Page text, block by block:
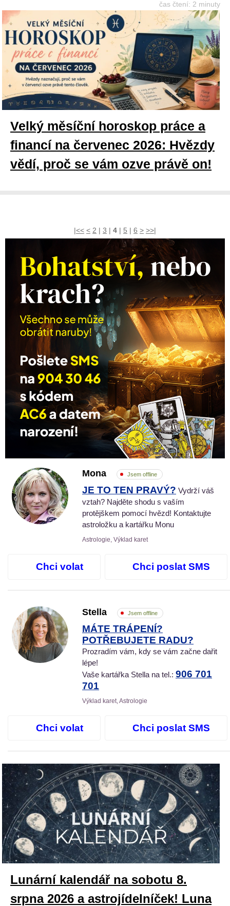
čas čtení: 2 minuty
Velký měsíční horoskop práce a
financí na červenec 2026: Hvězdy
vědí, proč se vám ozve právě on!
|<< < 2 | 3 | 4 | 5 | 6 > >>|
Mona Jsem offline
JE TO TEN PRAVÝ? Vydrží váš
vztah? Najděte shodu s vaším
protějškem pomocí hvězd! Kontaktujte
astroložku a kartářku Monu
Astrologie, Výklad karet
Chci volat Chci poslat SMS
Stella Jsem offline
MÁTE TRÁPENÍ?
POTŘEBUJETE RADU?
Prozradím vám, kdy se vám začne dařit
lépe!
Vaše kartářka Stella na tel.: 906 701
701
Výklad karet, Astrologie
Chci volat Chci poslat SMS
Lunární kalendář na sobotu 8.
srpna 2026 a astrojídelníček! Luna